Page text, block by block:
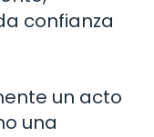
confianza
un acto
una